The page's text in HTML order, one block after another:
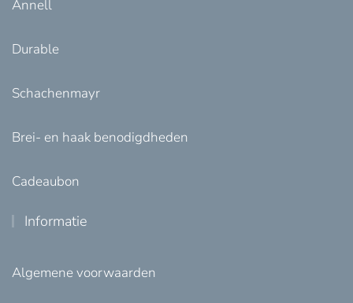
Annell
Durable
Schachenmayr
Brei- en haak benodigdheden
Cadeaubon
Informatie
Algemene voorwaarden